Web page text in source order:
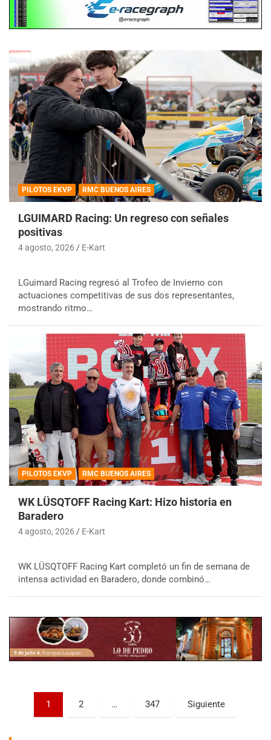
PILOTOS EKVP RMC BUENOS AIRES
LGUIMARD Racing: Un regreso con señales
positivas
4 agosto, 2026 E-Kart
LGuimard Racing regresó al Trofeo de Invierno con
actuaciones competitivas de sus dos representantes,
mostrando ritmo…
PILOTOS EKVP RMC BUENOS AIRES
WK LÜSQTOFF Racing Kart: Hizo historia en
Baradero
4 agosto, 2026 E-Kart
WK LÜSQTOFF Racing Kart completó un fin de semana de
intensa actividad en Baradero, donde combinó…
Paginación
1 2 … 347 Siguiente
COBERTURA ESPECIAL DE E-KART.COM.AR
08/09-AGO
KDO - F6
Ciudad de Trenque Lauquen (Asfalto)
Trenque Lauquen (Buenos Aires)
Villaguay (Entre Ríos)